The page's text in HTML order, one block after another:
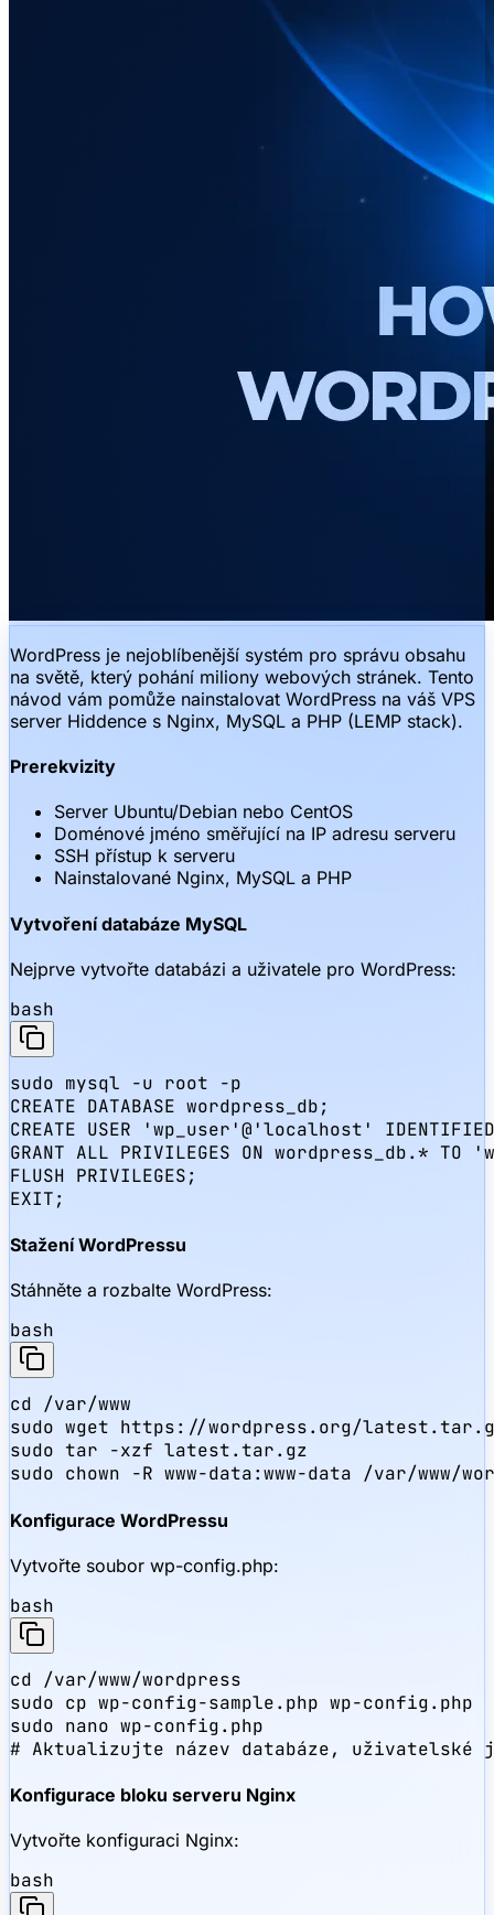
WordPress je nejoblíbenější systém pro správu obsahu
na světě, který pohání miliony webových stránek. Tento
návod vám pomůže nainstalovat WordPress na váš VPS
server Hiddence s Nginx, MySQL a PHP (LEMP stack).
Prerekvizity
Server Ubuntu/Debian nebo CentOS
Doménové jméno směřující na IP adresu serveru
SSH přístup k serveru
Nainstalované Nginx, MySQL a PHP
Vytvoření databáze MySQL
Nejprve vytvořte databázi a uživatele pro WordPress:
bash
sudo mysql -u root -p
CREATE DATABASE wordpress_db;
CREATE USER 'wp_user'@'localhost'
GRANT ALL PRIVILEGES ON wordpress_db.*
FLUSH PRIVILEGES;
EXIT;
Stažení WordPressu
Stáhněte a rozbalte WordPress:
bash
cd /var/www
sudo wget https://wordpress.org/
sudo tar -xzf latest.tar.gz
sudo chown -R www-data:www-data /var/www/
Konfigurace WordPressu
Vytvořte soubor wp-config.php:
bash
cd /var/www/wordpress
sudo cp wp-config-sample.php wp-config.php
sudo nano wp-config.php
# Aktualizujte název databáze, uživatelské
Konfigurace bloku serveru Nginx
Vytvořte konfiguraci Nginx:
bash